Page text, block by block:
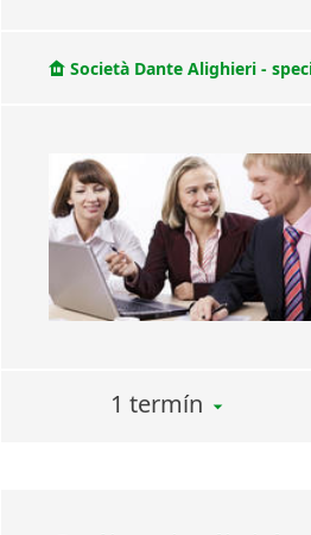
Società Dante Alighieri -
1 termín